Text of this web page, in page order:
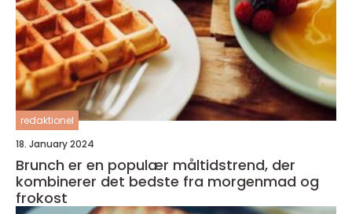
redaktionel
18. January 2024
Brunch er en populær måltidstrend, der
kombinerer det bedste fra morgenmad og
frokost